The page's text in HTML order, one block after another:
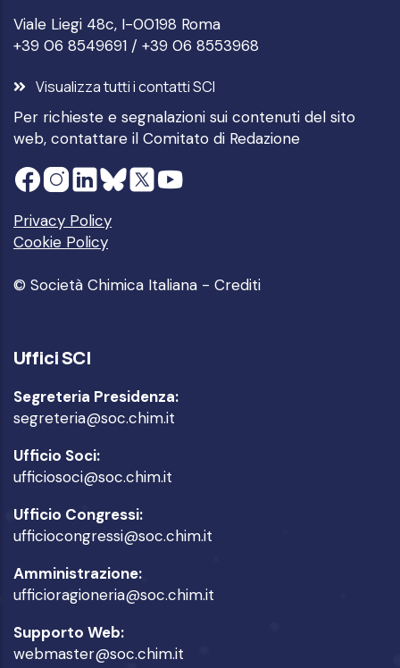
Viale Liegi 48c, I-00198 Roma
+39 06 8549691 / +39 06 8553968
Visualizza tutti i contatti SCI
Per richieste e segnalazioni sui contenuti del sito
web, contattare il Comitato di Redazione
Privacy Policy
Cookie Policy
© Società Chimica Italiana - Crediti
Uffici SCI
Segreteria Presidenza:
segreteria@soc.chim.it
Ufficio Soci:
ufficiosoci@soc.chim.it
Ufficio Congressi:
ufficiocongressi@soc.chim.it
Amministrazione:
ufficioragioneria@soc.chim.it
Supporto Web:
webmaster@soc.chim.it